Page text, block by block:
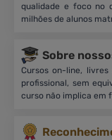
qualidade e foco no
milhões de alunos
Sobre
Cursos on-line,
profissional, sem
curso não implica em